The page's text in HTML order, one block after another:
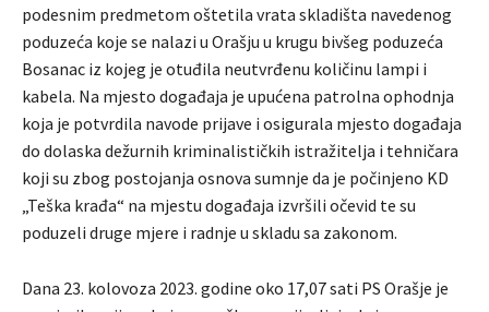
podesnim predmetom oštetila vrata skladišta navedenog
poduzeća koje se nalazi u Orašju u krugu bivšeg poduzeća
Bosanac iz kojeg je otuđila neutvrđenu količinu lampi i
kabela. Na mjesto događaja je upućena patrolna ophodnja
koja je potvrdila navode prijave i osigurala mjesto događaja
do dolaska dežurnih kriminalističkih istražitelja i tehničara
koji su zbog postojanja osnova sumnje da je počinjeno KD
„Teška krađa“ na mjestu događaja izvršili očevid te su
poduzeli druge mjere i radnje u skladu sa zakonom.
Dana 23. kolovoza 2023. godine oko 17,07 sati PS Orašje je